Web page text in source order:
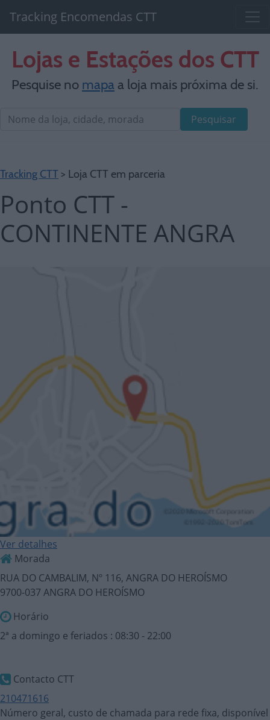
Tracking Encomendas CTT
Lojas e Estações dos CTT
Pesquise no mapaa loja mais próxima de si.
Pesquisar
Tracking CTT > Loja CTT em parceria
Ponto CTT -
CONTINENTE ANGRA
Ver detalhes
Morada
RUA DO CAMBALIM, Nº 116, ANGRA DO HEROÍSMO
9700-037 ANGRA DO HEROÍSMO
Horário
2ª a domingo e feriados : 08:30 - 22:00
Contacto CTT
210471616
Número geral, custo de chamada para rede fixa, disponível